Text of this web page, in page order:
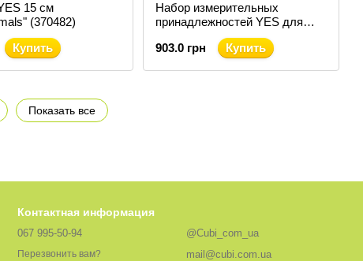
15 см
(370482)
Купить
Набор измерительных
принадлежностей YES для
доски (5 предм.) в чехле
(370525)
903.0 грн Купить
Показать все
Контактная информация
067 995-50-94
Перезвонить вам?
@Cubi_com_ua
mail@cubi.com.ua